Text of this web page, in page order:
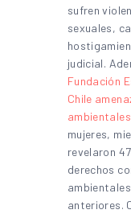
sufren
sexuales,
judicial.
Fundación
Chile
ambientales
mujeres,
revelaron
derechos
anteriores.